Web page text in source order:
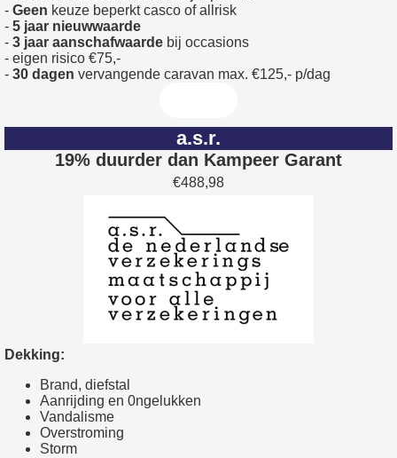
- Geen keuze beperkt casco of allrisk
- 5 jaar nieuwwaarde
- 3 jaar aanschafwaarde bij occasions
- eigen risico €75,-
- 30 dagen vervangende caravan max. €125,- p/dag
a.s.r.
19% duurder dan Kampeer Garant
€488,98
Dekking:
Brand, diefstal
Aanrijding en 0ngelukken
Vandalisme
Overstroming
Storm